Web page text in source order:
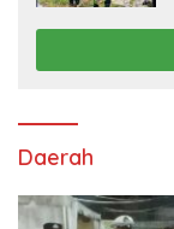
Daerah